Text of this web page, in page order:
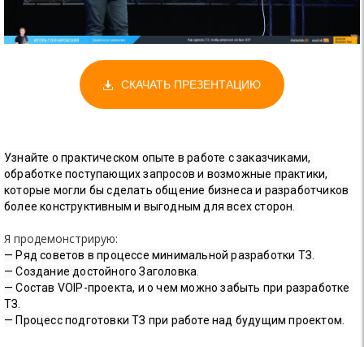
СКАЧАТЬ ПРЕЗЕНТАЦИЮ
Узнайте о практическом опыте в работе с заказчиками,
обработке поступающих запросов и возможные практики,
которые могли бы сделать общение бизнеса и разработчиков
более конструктивным и выгодным для всех сторон.
Я продемонстрирую:
— Ряд советов в процессе минимальной разработки ТЗ.
— Создание достойного Заголовка.
— Состав VOIP-проекта, и о чем можно забыть при разработке
ТЗ.
— Процесс подготовки ТЗ при работе над будущим проектом.